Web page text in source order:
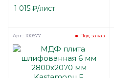
1 015 ₽/лист
Под заказ
Арт.: 100677